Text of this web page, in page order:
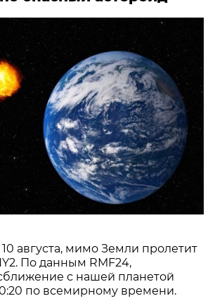
августа, мимо Земли пролетит
По данным RMF24,
с нашей планетой
по всемирному времени.